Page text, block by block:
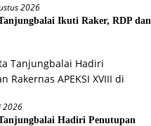
2026
Ikuti Raker, RDP dan
2026
Hadiri Penutupan